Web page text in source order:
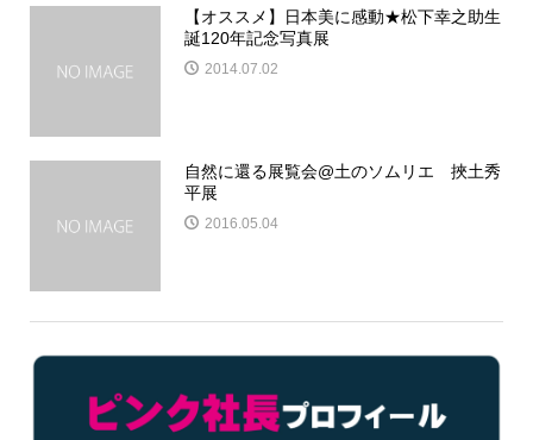
【オススメ】日本美に感動★松下幸之助生
誕120年記念写真展
2014.07.02
自然に還る展覧会@土のソムリエ 挾土秀
平展
2016.05.04